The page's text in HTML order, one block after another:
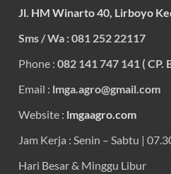
Jl. HM Winarto 40, Lirboyo
Sms / Wa : 081 252 22117
Phone : 082 141 747 141 ( CP.
Email : lmga.agro@gmail.com
Website : lmgaagro.com
Jam Kerja : Senin – Sabtu |
Hari Besar & Minggu Libur